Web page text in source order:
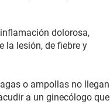
dolorosa,
la lesión, de fiebre y
o ampollas no llegan
a un ginecólogo que